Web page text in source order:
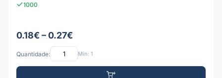
1000
0.18€ – 0.27€
Quantidade: Mín: 1